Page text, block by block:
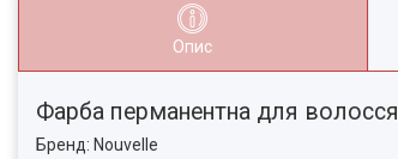
Опис
Фарба перманентна для
Бренд: Nouvelle